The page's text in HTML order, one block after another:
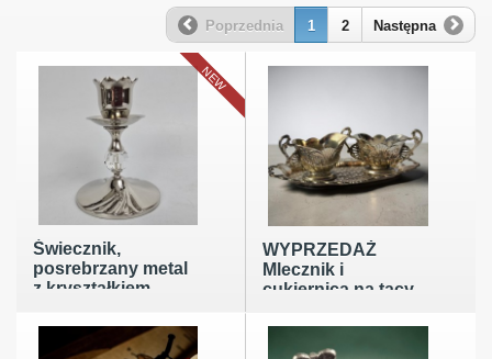
Poprzednia 1 2 Następna
Świecznik,
posrebrzany metal
z kryształkiem,
koniec XXw
wys.9,5cm
NEW
WYPRZEDAŻ
Mlecznik i
cukiernica na tacy
poł XXw